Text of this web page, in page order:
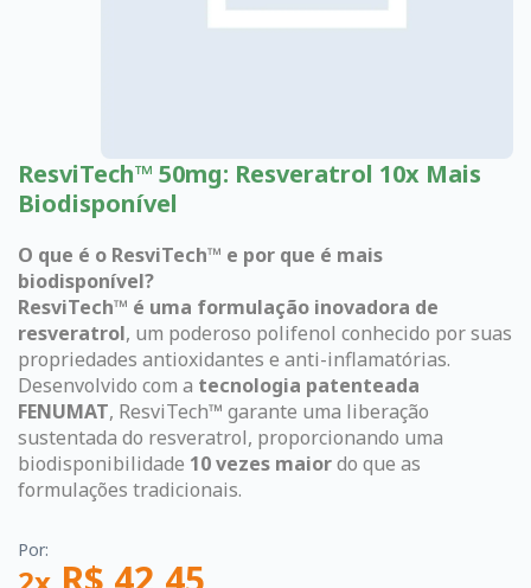
ResviTech™ 50mg: Resveratrol 10x Mais
Biodisponível
O que é o ResviTech™ e por que é mais
biodisponível?
ResviTech™ é uma formulação inovadora de
resveratrol, um poderoso polifenol conhecido por suas
propriedades antioxidantes e anti-inflamatórias.
Desenvolvido com a tecnologia patenteada
FENUMAT, ResviTech™ garante uma liberação
sustentada do resveratrol, proporcionando uma
biodisponibilidade 10 vezes maiordo que as
formulações tradicionais.
Por: